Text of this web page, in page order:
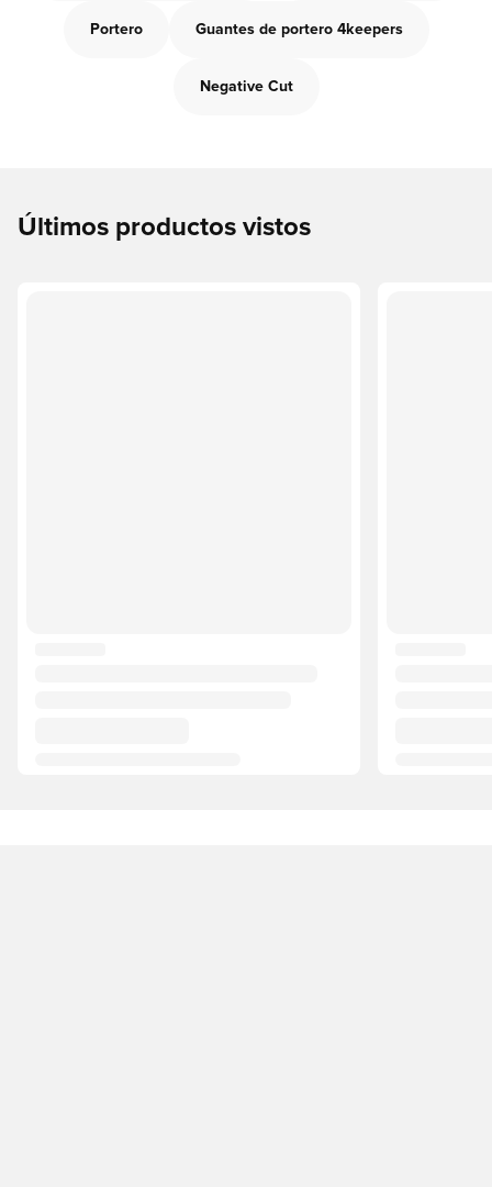
Portero Guantes de portero 4keepers
Negative Cut
Últimos productos vistos